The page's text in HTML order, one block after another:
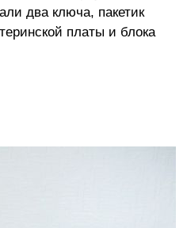
два ключа, пакетик
платы и блока